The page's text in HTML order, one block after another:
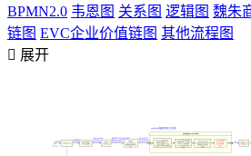
BPMN2.0 韦恩图 关系图 逻辑图 魏朱
链图 EVC企业价值链图 其他流程图
 展开